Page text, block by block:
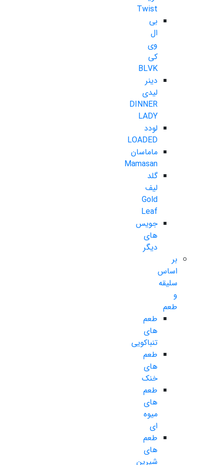
Twist
بی
ال
وی
کی
BLVK
دینر
لیدی
DINNER
LADY
لودد
LOADED
ماماسان
Mamasan
گلد
لیف
Gold
Leaf
جویس
های
دیگر
بر
اساس
سلیقه
و
طعم
طعم
های
تنباکویی
طعم
های
خنک
طعم
های
میوه
ای
طعم
های
شیرین